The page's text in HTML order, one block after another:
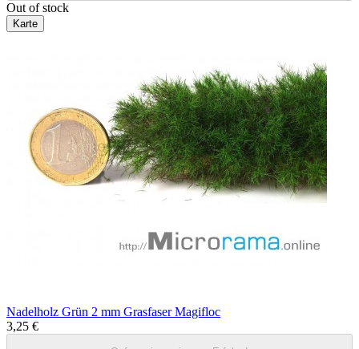
Out of stock
Karte
Nadelholz Grün 2 mm Grasfaser Magifloc
3,25 €